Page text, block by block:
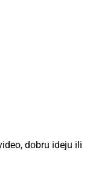
dobru ideju ili